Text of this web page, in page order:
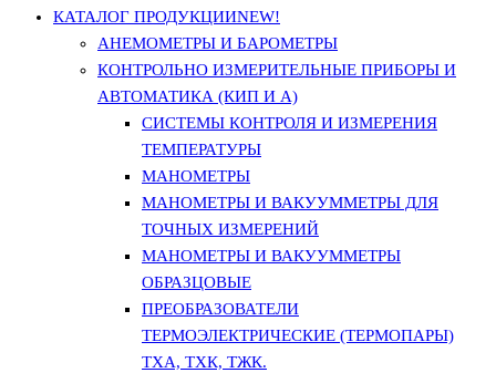
КАТАЛОГ ПРОДУКЦИИNEW!
АНЕМОМЕТРЫ И БАРОМЕТРЫ
КОНТРОЛЬНО ИЗМЕРИТЕЛЬНЫЕ ПРИБОРЫ И
АВТОМАТИКА (КИП И А)
СИСТЕМЫ КОНТРОЛЯ И ИЗМЕРЕНИЯ
ТЕМПЕРАТУРЫ
МАНОМЕТРЫ
МАНОМЕТРЫ И ВАКУУММЕТРЫ ДЛЯ
ТОЧНЫХ ИЗМЕРЕНИЙ
МАНОМЕТРЫ И ВАКУУММЕТРЫ
ОБРАЗЦОВЫЕ
ПРЕОБРАЗОВАТЕЛИ
ТЕРМОЭЛЕКТРИЧЕСКИЕ (ТЕРМОПАРЫ)
ТХА, ТХК, ТЖК.